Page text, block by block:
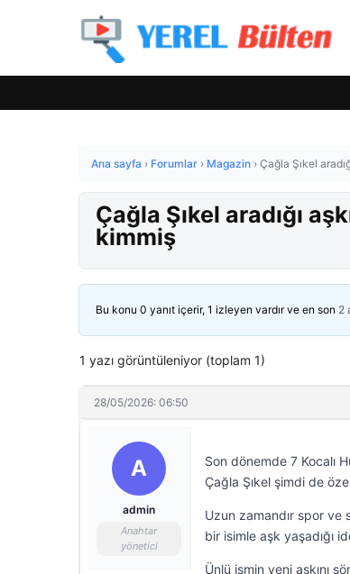
Ana sayfa › Forumlar › Magazin › Çağla Şıkel
Çağla Şıkel aradığı
kimmiş
Bu konu 0 yanıt içerir, 1 izleyen vardır ve en son 2
1 yazı görüntüleniyor (toplam 1)
28/05/2026: 06:50
A
admin
Anahtar
yönetici
Son dönemde 7 Kocalı
Çağla Şıkel şimdi de
Uzun zamandır spor ve
bir isimle aşk yaşadığı
Ünlü ismin yeni aşkını